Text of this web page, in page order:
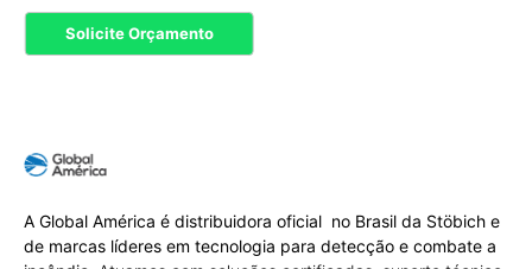
Solicite Orçamento
A Global América é distribuidora oficial no Brasil da Stöbich e
de marcas líderes em tecnologia para detecção e combate a